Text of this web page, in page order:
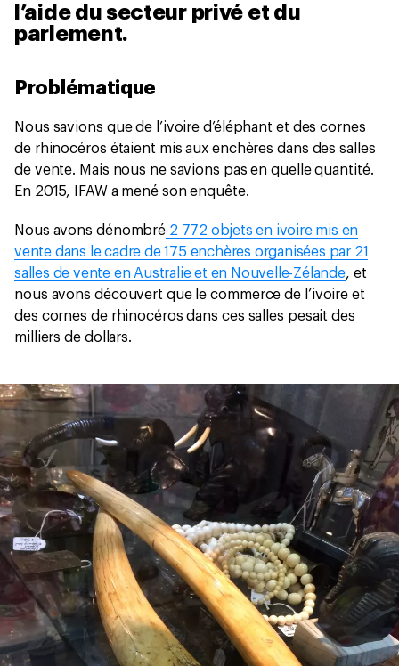
l’aide du secteur privé et du
parlement.
Problématique
Nous savions que de l’ivoire d’éléphant et des cornes
de rhinocéros étaient mis aux enchères dans des salles
de vente. Mais nous ne savions pas en quelle quantité.
En 2015, IFAW a mené son enquête.
Nous avons dénombré 2 772 objets en ivoire mis en
vente dans le cadre de 175 enchères organisées par 21
salles de vente en Australie et en Nouvelle-Zélande, et
nous avons découvert que le commerce de l’ivoire et
des cornes de rhinocéros dans ces salles pesait des
milliers de dollars.